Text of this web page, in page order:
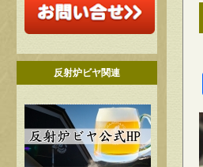
反射炉ビヤ関連